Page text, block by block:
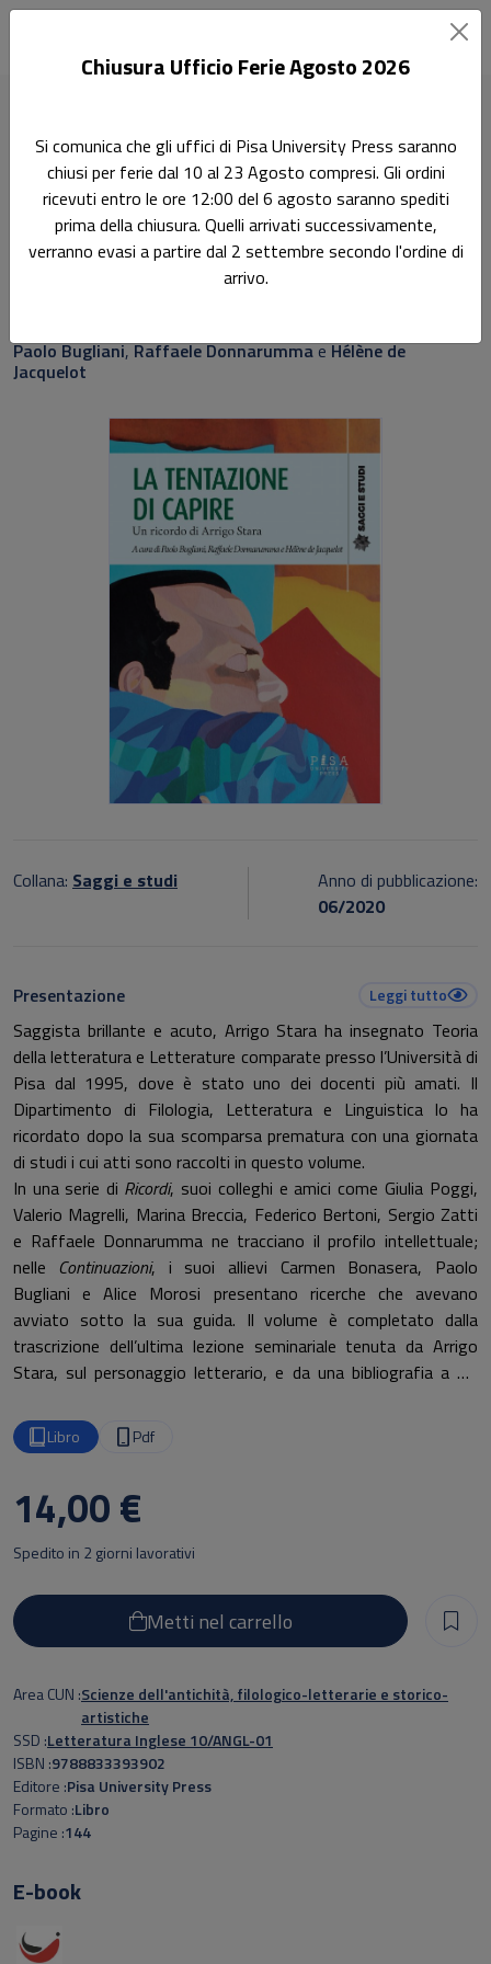
Ricerca
La tentazione di capire
Un ricordo di Arrigo Stara
Paolo Bugliani,Raffaele DonnarummaeHélène de
Jacquelot
Collana: Saggi e studi
Anno di pubblicazione:
06/2020
Presentazione Leggi tutto
Saggista brillante e acuto, Arrigo Stara ha insegnato Teoria
della letteratura e Letterature comparate presso l’Università di
Pisa dal 1995, dove è stato uno dei docenti più amati. Il
Dipartimento di Filologia, Letteratura e Linguistica lo ha
ricordato dopo la sua scomparsa prematura con una giornata
di studi i cui atti sono raccolti in questo volume.
In una serie di Ricordi, suoi colleghi e amici come Giulia Poggi,
Valerio Magrelli, Marina Breccia, Federico Bertoni, Sergio Zatti
e Raffaele Donnarumma ne tracciano il profilo intellettuale;
nelle Continuazioni, i suoi allievi Carmen Bonasera, Paolo
Bugliani e Alice Morosi presentano ricerche che avevano
avviato sotto la sua guida. Il volume è completato dalla
trascrizione dell’ultima lezione seminariale tenuta da Arrigo
Stara, sul personaggio letterario, e da una bibliografia a dei
Libro Pdf
14,00 €
Metti nel carrello
Spedito in 2 giorni lavorativi
Area CUN Scienze dell'antichità, filologico-letterarie e storico-
artistiche
SSD Letteratura Inglese 10/ANGL-01
ISBN 9788833393902
Editore Pisa University Press
Formato Libro
Pagine 144
E-book
Chiusura Ufficio Ferie Agosto 2026
Si comunica che gli uffici di Pisa University Press saranno
chiusi per ferie dal 10 al 23 Agosto compresi. Gli ordini
ricevuti entro le ore 12:00 del 6 agosto saranno spediti
prima della chiusura. Quelli arrivati successivamente,
verranno evasi a partire dal 2 settembre secondo l'ordine di
arrivo.